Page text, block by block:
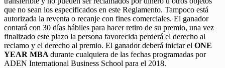
que no sean los especificados en este Reglamento. Tampoco está
autorizada la reventa o recanje con fines comerciales. El ganador
contará con 30 días hábiles para hacer retiro de su premio, una vez
finalizado este plazo la persona favorecida perderá el derecho al
reclamo y el derecho al premio. El ganador deberá iniciar el ONE
YEAR MBA durante cualquiera de las fechas programadas por
ADEN International Business School para el 2018.